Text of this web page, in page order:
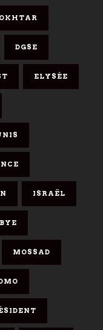
DGSE
ELYSÉE
ISRAËL
MOSSAD